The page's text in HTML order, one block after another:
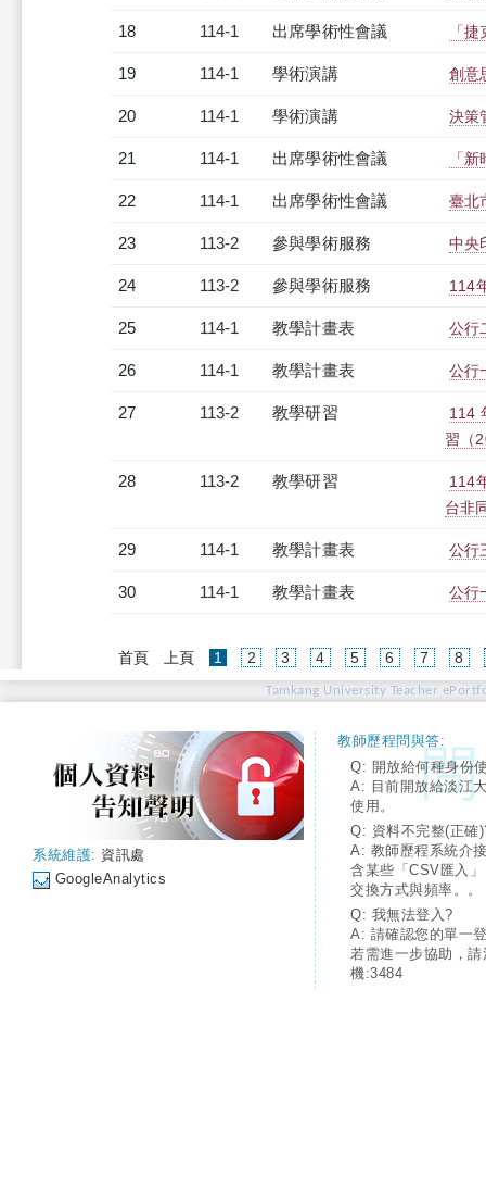
18 114-1 出席學術性會議 「
19 114-1 學術演講 創意
20 114-1 學術演講 決策
21 114-1 出席學術性會議 「
22 114-1 出席學術性會議 臺北
23 113-2 參與學術服務 中央
24 113-2 參與學術服務 114
25 114-1 教學計畫表 公行
26 114-1 教學計畫表 公行
27 113-2 教學研習
114
習（
28 113-2 教學研習
114
台非
29 114-1 教學計畫表 公行
30 114-1 教學計畫表 公行
首頁 上頁 1 (current)
2 3 4 5 6 7 8
Tamkang University Teacher
系統維護: 資訊處
GoogleAnalytics
教師歷程問與答:
Q: 開放給何種身份
A: 目前開放給淡江
使用。
Q: 資料不完整(正確
A: 教師歷程系統介
含某些「CSV匯入
交換方式與頻率。。
Q: 我無法登入?
A: 請確認您的單一
若需進一步協助，
機:3484